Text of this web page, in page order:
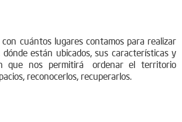
con cuántos lugares contamos para realizar
dónde están ubicados, sus características y
que nos permitirá ordenar el territorio
reconocerlos, recuperarlos.